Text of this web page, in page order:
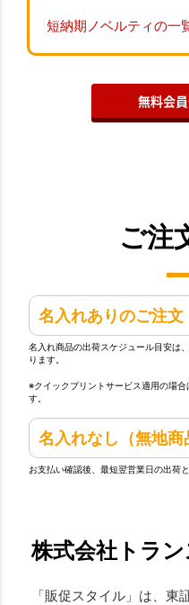
短納期ノベルティの一
無料会
ご注
名入れありのご注文
名入れ商品の出荷スケジュール目安は
ります。
※クイックプリントサービス適用の場
す。
名入れなし（無地商
お支払い確認後、最短翌営業日の出荷と
株式会社トラ
「販促スタイル」は、東